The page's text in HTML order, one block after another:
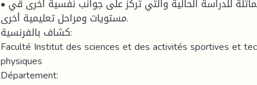
• إجراء دراسات مماثلة للدراسة الحالية والتي تركز على جوانب نفسية أخرى قي
مستويات ومراحل تعليمية أخرى.
كشاف بالفرنسية:
Faculté Institut des sciences et des activités sportives et
physiques
Département: